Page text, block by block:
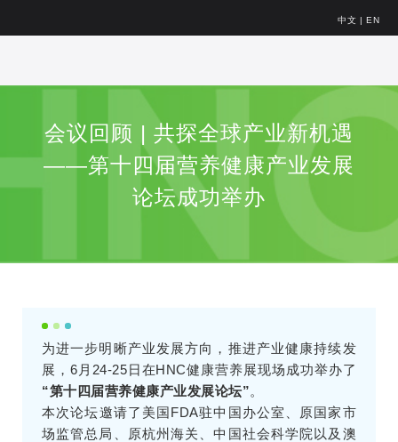
中文 | EN
会议回顾 | 共探全球产业新机遇
——第十四届营养健康产业发展
论坛成功举办
为进一步明晰产业发展方向，推进产业健康持续发
展，6月24-25日在HNC健康营养展现场成功举办了
“第十四届营养健康产业发展论坛”。
本次论坛邀请了美国FDA驻中国办公室、原国家市
场监管总局、原杭州海关、中国社会科学院以及澳